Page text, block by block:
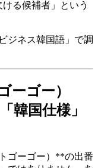
る候補者」という
ジネス韓国語」で調
ーゴー）
韓国仕様」
ゴーゴー）**の出番